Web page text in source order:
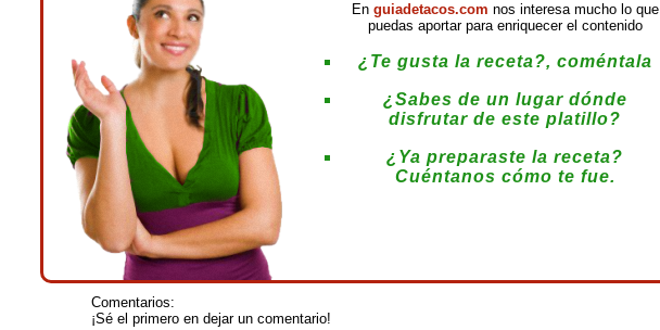
En guiadetacos.com nos interesa mucho lo que
puedas aportar para enriquecer el contenido
¿Te gusta la receta?, coméntala
¿Sabes de un lugar dónde
disfrutar de este platillo?
¿Ya preparaste la receta?
Cuéntanos cómo te fue.
Comentarios:
¡Sé el primero en dejar un comentario!